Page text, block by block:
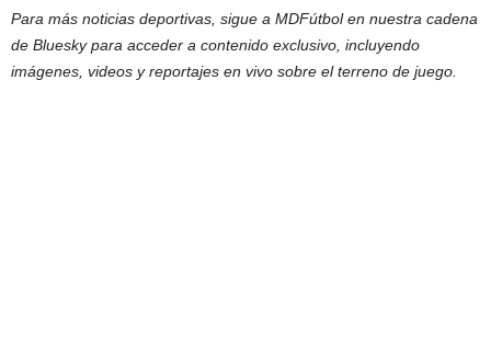
Para más noticias deportivas, sigue a MDFútbol en nuestra cadena
de Bluesky para acceder a contenido exclusivo, incluyendo
imágenes, videos y reportajes en vivo sobre el terreno de juego.